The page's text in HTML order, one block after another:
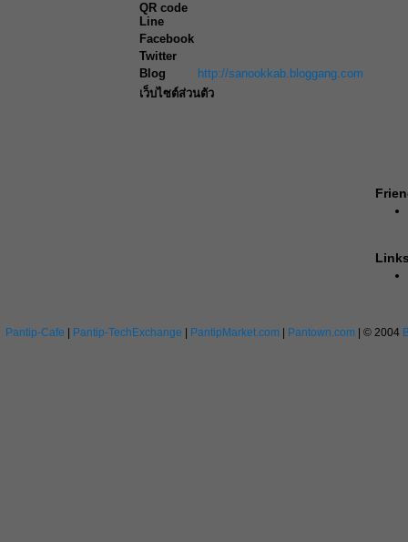
QR code
Line
Facebook
Twitter
Blog
http://sanookkab.bloggang.com
เว็บไซต์ส่วนตัว
Pantip-Cafe Pantip-TechExchange PantipMarket.com Pantown.com | © 2004